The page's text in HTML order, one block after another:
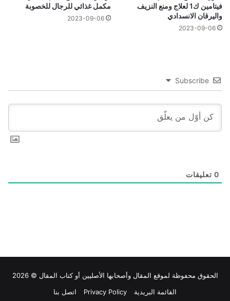
فيتامين ك1 لعلاج ومنع النزيف
واليرقان الانسدادي
2023-09-06
مكمل غذائي للرجال للخصوبة
2023-09-06
Subscribe
0 تعليقات
الحقوق محفوظة لموقع المقال وأصحابها الأصليين أو كتاب المقال © 2026
القائمة البريدية
Privacy Policy اتصل بنا